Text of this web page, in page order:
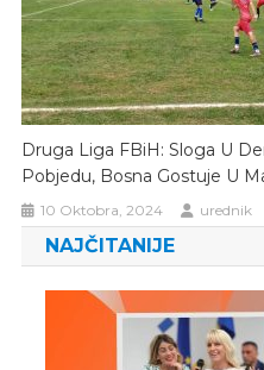
Druga Liga FBiH: Sloga U
Pobjedu, Bosna Gostuje U
10 Oktobra, 2024 urednik
NAJČITANIJE